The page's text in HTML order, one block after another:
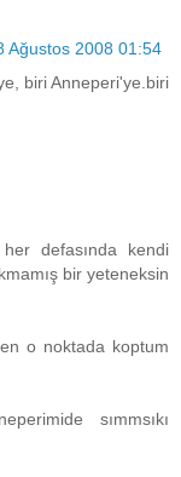
Ağustos 2008 01:54
biri Anneperi'ye.biri
defasında kendi
bir yeteneksin
o noktada koptum
sımmsıkı